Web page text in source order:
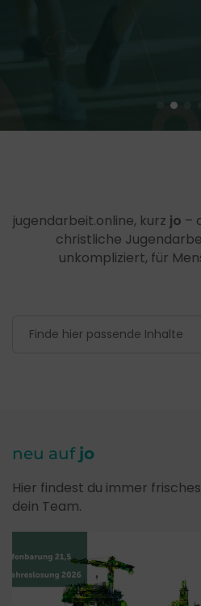
jugendarbeit.online, kurz jo –
christliche
unkompliziert, für
neu auf jo
Hier findest du immer
dein Team.